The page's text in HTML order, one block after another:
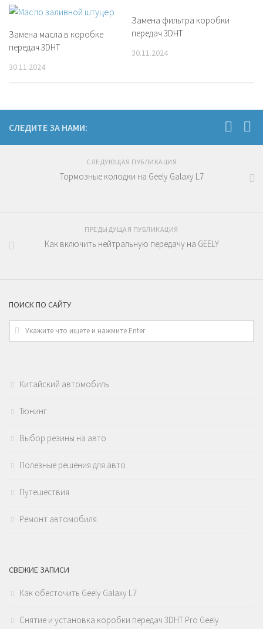
Замена масла в коробке
передач 3DHT
30.11.2024
Замена фильтра коробки
передач 3DHT
30.11.2024
СЛЕДИТЕ ЗА НАМИ:
СЛЕДУЮЩАЯ ПУБЛИКАЦИЯ
Тормозные колодки на Geely Galaxy L7
ПРЕДЫДУЩАЯ ПУБЛИКАЦИЯ
Как включить нейтральную передачу на GEELY
ПОИСК ПО САЙТУ
Китайский автомобиль
Тюнинг
Выбор резины на авто
Полезные решения для авто
Путешествия
Ремонт автомобиля
СВЕЖИЕ ЗАПИСИ
Как обесточить Geely Galaxy L7
Снятие и установка коробки передач 3DHT Pro Geely